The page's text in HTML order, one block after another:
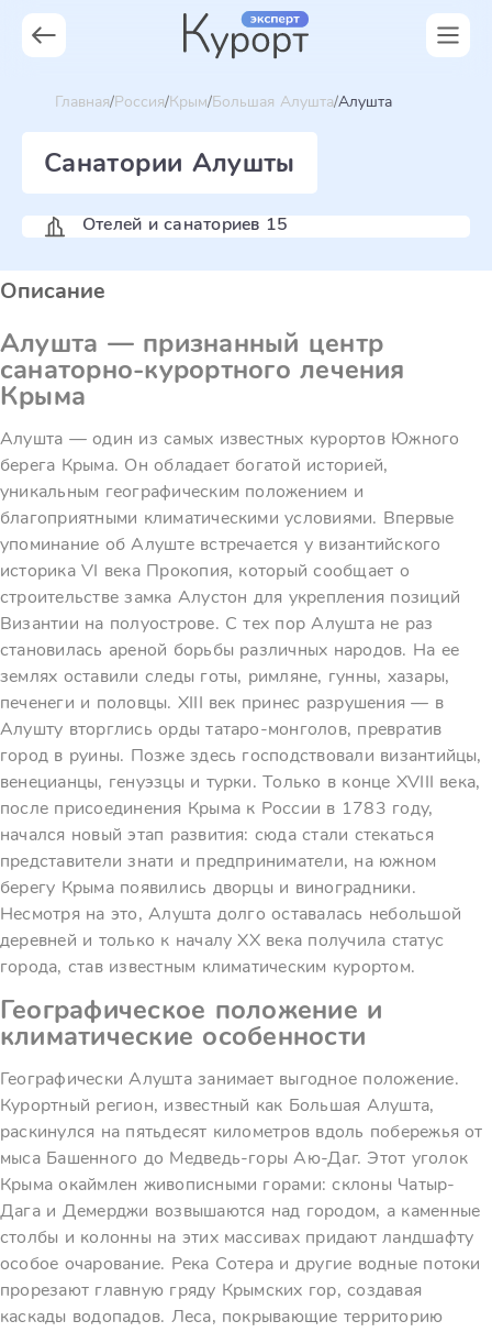
Главная Россия Крым Большая Алушта Алушта
Санатории Алушты
Отелей и санаториев 15
Описание
Алушта — признанный центр
санаторно-курортного лечения
Крыма
Алушта — один из самых известных курортов Южного
берега Крыма. Он обладает богатой историей,
уникальным географическим положением и
благоприятными климатическими условиями. Впервые
упоминание об Алуште встречается у византийского
историка VI века Прокопия, который сообщает о
строительстве замка Алустон для укрепления позиций
Византии на полуострове. С тех пор Алушта не раз
становилась ареной борьбы различных народов. На ее
землях оставили следы готы, римляне, гунны, хазары,
печенеги и половцы. XIII век принес разрушения — в
Алушту вторглись орды татаро-монголов, превратив
город в руины. Позже здесь господствовали византийцы,
венецианцы, генуэзцы и турки. Только в конце XVIII века,
после присоединения Крыма к России в 1783 году,
начался новый этап развития: сюда стали стекаться
представители знати и предприниматели, на южном
берегу Крыма появились дворцы и виноградники.
Несмотря на это, Алушта долго оставалась небольшой
деревней и только к началу XX века получила статус
города, став известным климатическим курортом.
Географическое положение и
климатические особенности
Географически Алушта занимает выгодное положение.
Курортный регион, известный как Большая Алушта,
раскинулся на пятьдесят километров вдоль побережья от
мыса Башенного до Медведь-горы Аю-Даг. Этот уголок
Крыма окаймлен живописными горами: склоны Чатыр-
Дага и Демерджи возвышаются над городом, а каменные
столбы и колонны на этих массивах придают ландшафту
особое очарование. Река Сотера и другие водные потоки
прорезают главную гряду Крымских гор, создавая
каскады водопадов. Леса, покрывающие территорию